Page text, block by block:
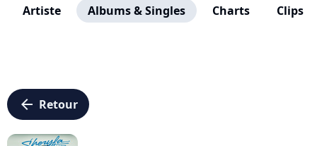
Artiste Albums & Singles Charts Clips
arrow_left Retour